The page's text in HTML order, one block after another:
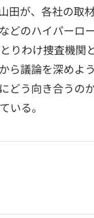
田が、各社の取
どのハイパーロ
りわけ捜査機関
議論を深めよう
どう向き合うの
いる。